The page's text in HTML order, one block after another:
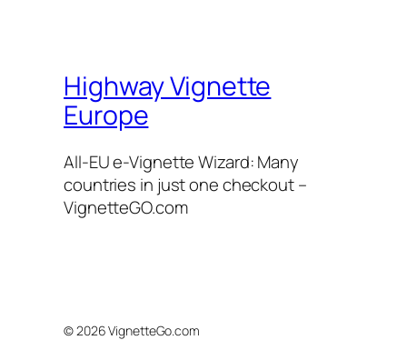
Highway Vignette
Europe
All-EU e-Vignette Wizard: Many
countries in just one checkout –
VignetteGO.com
© 2026 VignetteGo.com